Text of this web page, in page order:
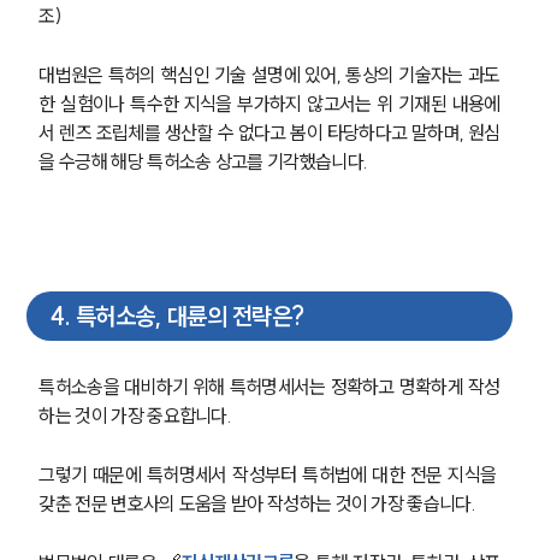
조)
대법원은 특허의 핵심인 기술 설명에 있어, 통상의 기술자는 과도
한 실험이나 특수한 지식을 부가하지 않고서는 위 기재된 내용에
서 렌즈 조립체를 생산할 수 없다고 봄이 타당하다고 말하며, 원심
을 수긍해 해당 특허소송 상고를 기각했습니다.
4. 특허소송, 대륜의 전략은?
특허소송을 대비하기 위해 특허명세서는 정확하고 명확하게 작성
하는 것이 가장 중요합니다.
그렇기 때문에 특허명세서 작성부터 특허법에 대한 전문 지식을
갖춘 전문 변호사의 도움을 받아 작성하는 것이 가장 좋습니다.